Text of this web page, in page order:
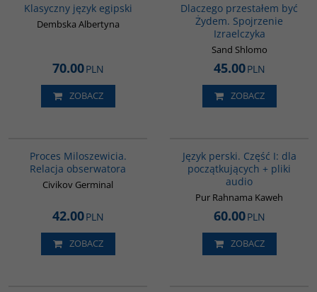
Klasyczny język egipski
Dembska Albertyna
70.00PLN
ZOBACZ
Dlaczego przestałem być
Żydem. Spojrzenie
Izraelczyka
Sand Shlomo
45.00PLN
ZOBACZ
Proces Miloszewicia.
Relacja obserwatora
Civikov Germinal
42.00PLN
ZOBACZ
Język perski. Część I: dla
początkujących + pliki
audio
Pur Rahnama Kaweh
60.00PLN
ZOBACZ